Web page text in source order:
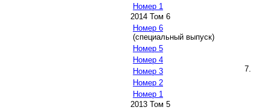
Номер 1
2014 Том 6
Номер 6
(специальный выпуск)
Номер 5
Номер 4
Номер 3
Номер 2
Номер 1
2013 Том 5